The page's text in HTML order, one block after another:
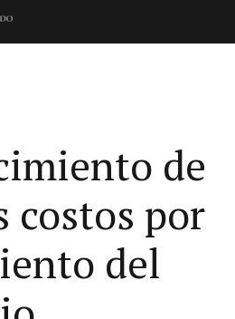
de
costos por
del